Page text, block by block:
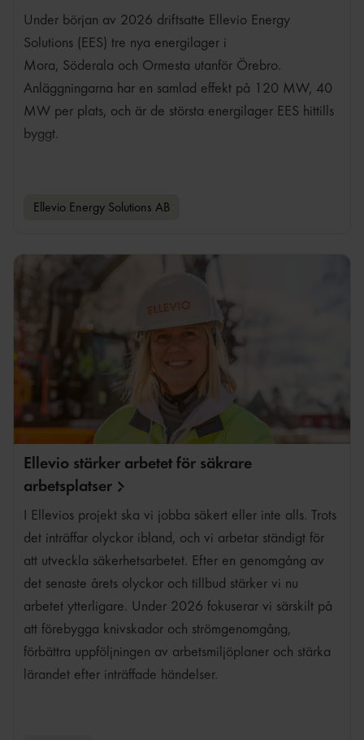
Under början av 2026 driftsatte Ellevio Energy
Solutions (EES) tre nya energilager i
Mora, Söderala och Ormesta utanför Örebro.
Anläggningarna har en samlad effekt på 120 MW, 40
MW per plats, och är de största energilager EES hittills
byggt.
Ellevio Energy Solutions AB
Ellevio stärker arbetet för säkrare
arbetsplatser
I Ellevios projekt ska vi jobba säkert eller inte alls. Trots
det inträffar olyckor ibland, och vi arbetar ständigt för
att utveckla säkerhetsarbetet. Efter en genomgång av
det senaste årets olyckor och tillbud stärker vi nu
arbetet ytterligare. Under 2026 fokuserar vi särskilt på
att förebygga knivskador och strömgenomgång,
förbättra uppföljningen av arbetsmiljöplaner och stärka
lärandet efter inträffade händelser.